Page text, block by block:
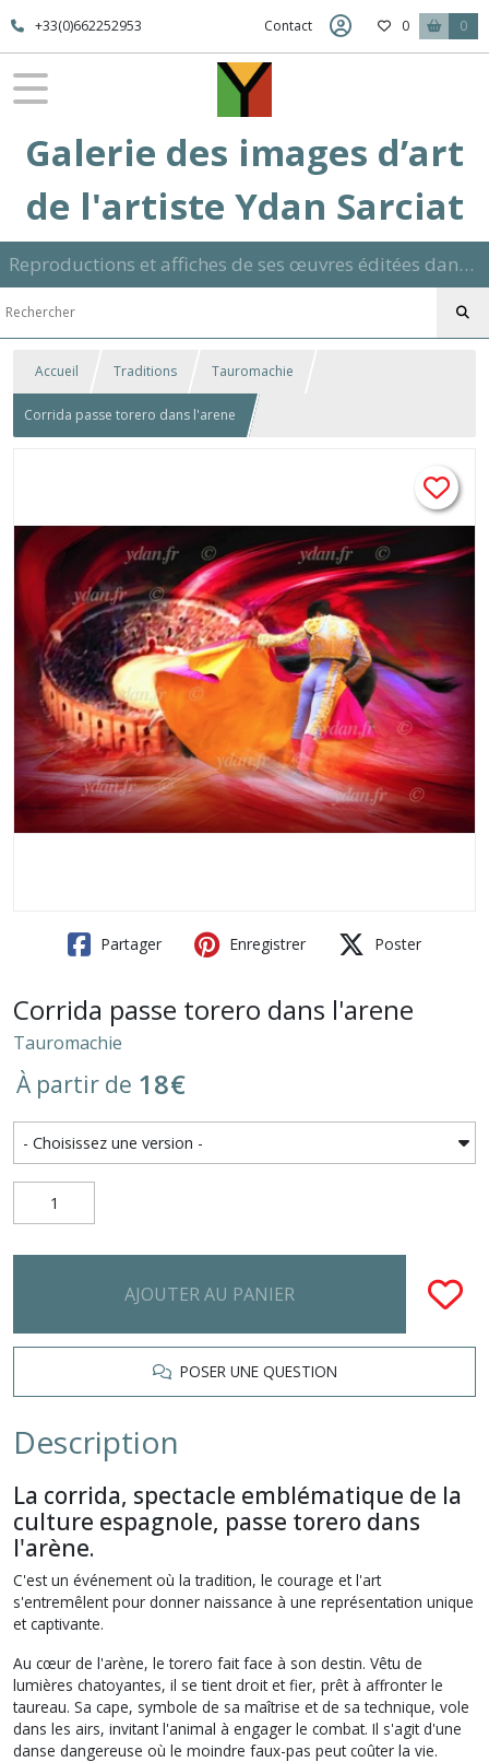
+33(0)662252953 Contact 0 0
Galerie des images d’art
de l'artiste Ydan Sarciat
Reproductions et affiches de ses œuvres éditées dans son atelier sur papier ou toile dans différents formats et signées manuscrite
Accueil Traditions Tauromachie
Corrida passe torero dans l'arene
Partager Enregistrer Poster
Corrida passe torero dans l'arene
Tauromachie
À partir de 18€
AJOUTER AU PANIER
POSER UNE QUESTION
Description
La corrida, spectacle emblématique de la
culture espagnole, passe torero dans
l'arène.
C'est un événement où la tradition, le courage et l'art
s'entremêlent pour donner naissance à une représentation unique
et captivante.
Au cœur de l'arène, le torero fait face à son destin. Vêtu de
lumières chatoyantes, il se tient droit et fier, prêt à affronter le
taureau. Sa cape, symbole de sa maîtrise et de sa technique, vole
dans les airs, invitant l'animal à engager le combat. Il s'agit d'une
danse dangereuse où le moindre faux-pas peut coûter la vie.